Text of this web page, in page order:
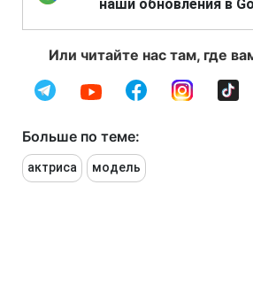
наши обновления в
Или читайте нас там, где
Больше по теме:
актриса модель